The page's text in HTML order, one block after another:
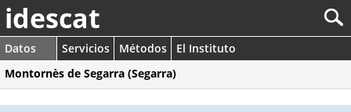
idescat
Datos Servicios Métodos
El Instituto
Montornès de Segarra (Segarra)